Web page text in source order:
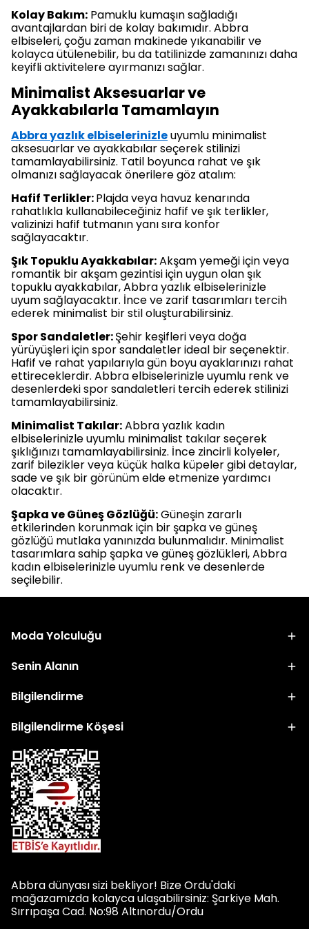
Kolay Bakım: Pamuklu kumaşın sağladığı
avantajlardan biri de kolay bakımıdır. Abbra
elbiseleri, çoğu zaman makinede yıkanabilir ve
kolayca ütülenebilir, bu da tatilinizde zamanınızı daha
keyifli aktivitelere ayırmanızı sağlar.
Minimalist Aksesuarlar ve
Ayakkabılarla Tamamlayın
Abbra yazlık elbiselerinizleuyumlu minimalist
aksesuarlar ve ayakkabılar seçerek stilinizi
tamamlayabilirsiniz. Tatil boyunca rahat ve şık
olmanızı sağlayacak önerilere göz atalım:
Hafif Terlikler:Plajda veya havuz kenarında
rahatlıkla kullanabileceğiniz hafif ve şık terlikler,
valizinizi hafif tutmanın yanı sıra konfor
sağlayacaktır.
Şık Topuklu Ayakkabılar:Akşam yemeği için veya
romantik bir akşam gezintisi için uygun olan şık
topuklu ayakkabılar, Abbra yazlık elbiselerinizle
uyum sağlayacaktır. İnce ve zarif tasarımları tercih
ederek minimalist bir stil oluşturabilirsiniz.
Spor Sandaletler:Şehir keşifleri veya doğa
yürüyüşleri için spor sandaletler ideal bir seçenektir.
Hafif ve rahat yapılarıyla gün boyu ayaklarınızı rahat
ettireceklerdir. Abbra elbiselerinizle uyumlu renk ve
desenlerdeki spor sandaletleri tercih ederek stilinizi
tamamlayabilirsiniz.
Minimalist Takılar:Abbra yazlık kadın
elbiselerinizle uyumlu minimalist takılar seçerek
şıklığınızı tamamlayabilirsiniz. İnce zincirli kolyeler,
zarif bilezikler veya küçük halka küpeler gibi detaylar,
sade ve şık bir görünüm elde etmenize yardımcı
olacaktır.
Şapka ve Güneş Gözlüğü:Güneşin zararlı
etkilerinden korunmak için bir şapka ve güneş
gözlüğü mutlaka yanınızda bulunmalıdır. Minimalist
tasarımlara sahip şapka ve güneş gözlükleri, Abbra
kadın elbiselerinizle uyumlu renk ve desenlerde
seçilebilir.
Moda Yolculuğu
Senin Alanın
Bilgilendirme
Bilgilendirme Köşesi
Abbra dünyası sizi bekliyor! Bize Ordu'daki
mağazamızda kolayca ulaşabilirsiniz: Şarkiye Mah.
Sırrıpaşa Cad. No:98 Altınordu/Ordu